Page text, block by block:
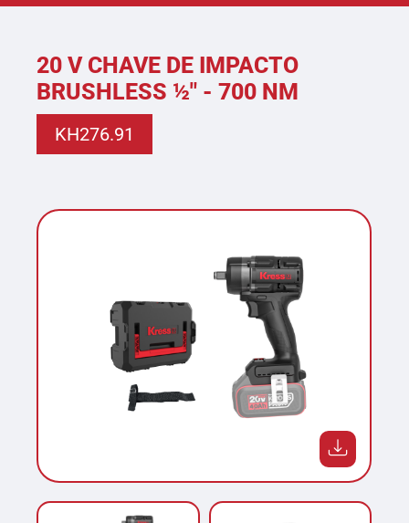
20 V CHAVE DE IMPACTO
BRUSHLESS ½" - 700 NM
KH276.91